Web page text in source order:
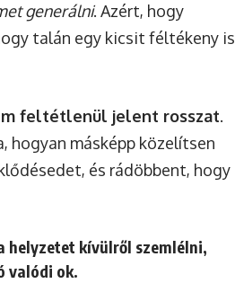
generálni. Azért, hogy
talán egy kicsit féltékeny is
feltétlenül jelent rosszat.
hogyan másképp közelítsen
és rádöbbent, hogy
helyzetet kívülről szemlélni,
valódi ok.